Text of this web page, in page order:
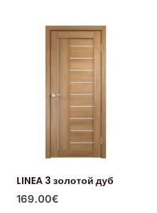
LINEA 3 золотой дуб
169.00€